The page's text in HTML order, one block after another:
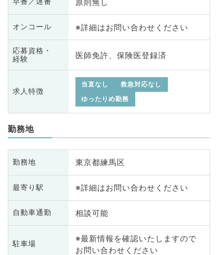
オンコール ※詳細はお問い合わせください
応募資格・
経験
医師免許、保険医登録済
求人特徴
当直なし
救急対応なし
ゆったりめ勤務
勤務地
勤務地 東京都練馬区
最寄り駅 ※詳細はお問い合わせください
自動車通勤 相談可能
駐車場
※最新情報を確認いたしますので
お問い合わせください